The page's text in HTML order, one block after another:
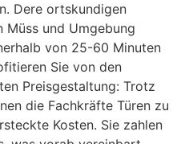
Dere ortskundigen
und Umgebung
von 25-60 Minuten
Sie von den
Preisgestaltung: Trotz
die Fachkräfte Türen zu
Kosten. Sie zahlen